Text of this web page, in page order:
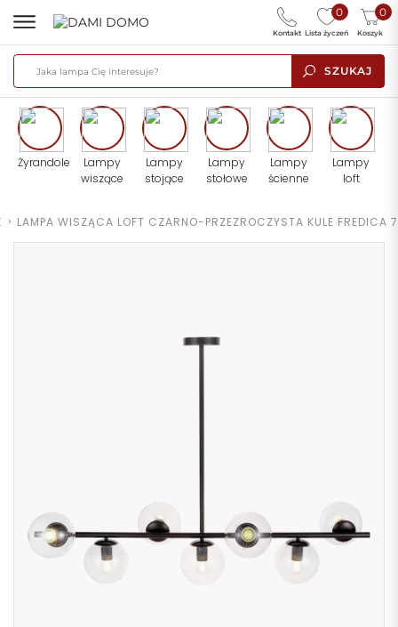
SZUKAJ
0
Lista życzeń
0
Koszyk
Kontakt
Żyrandole
Lampy
wiszące
Lampy
stojące
Lampy
stołowe
Lampy
ścienne
Lampy
loft
> LAMPA WISZĄCA LOFT CZARNO-PRZEZROCZYSTA KULE FREDICA 7